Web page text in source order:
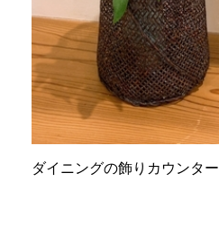
ダイニングの飾りカウンター